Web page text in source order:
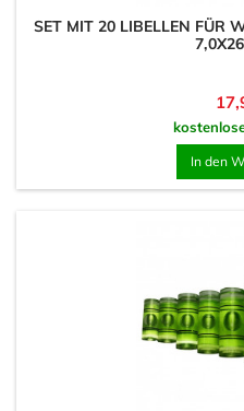
SET MIT 20 LIBELLEN FÜR
In den